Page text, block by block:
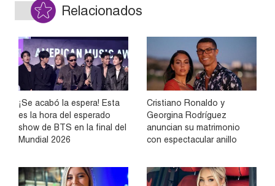
Relacionados
¡Se acabó la espera! Esta
es la hora del esperado
show de BTS en la final del
Mundial 2026
Cristiano Ronaldo y
Georgina Rodríguez
anuncian su matrimonio
con espectacular anillo